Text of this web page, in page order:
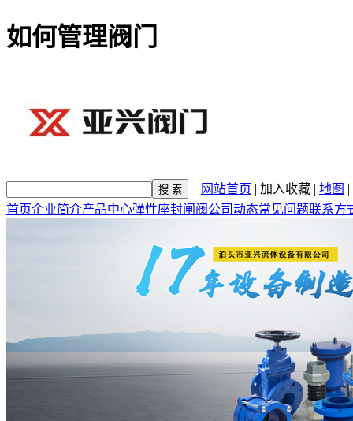
如何管理阀门
网站首页 | 加入收藏 | 地图 |
首页企业简介产品中心弹性座封闸阀 公司动态常见问题联系方